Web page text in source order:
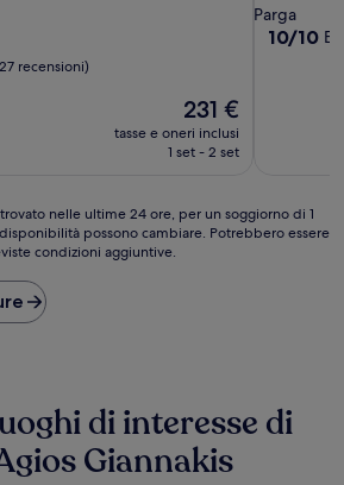
recensioni)
Il
prezzo
attuale
231 €
tasse e oneri inclusi
1 set - 2 set
Parga
10.0
10/10
nelle ultime 24 ore, per un soggiorno di 1
possono cambiare. Potrebbero essere
condizioni aggiuntive.
di interesse di
Giannakis